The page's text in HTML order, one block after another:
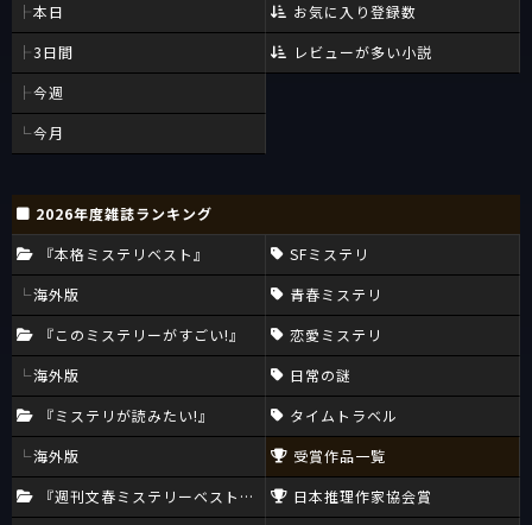
本日
3日間
今週
今月
お気に入り登録数
レビューが多い小説
2026年度雑誌ランキング
『本格ミステリベスト』
海外版
『このミステリーがすごい!』
海外版
『ミステリが読みたい!』
海外版
『週刊文春ミステリーベスト10』
SFミステリ
青春ミステリ
恋愛ミステリ
日常の謎
タイムトラベル
受賞作品一覧
日本推理作家協会賞